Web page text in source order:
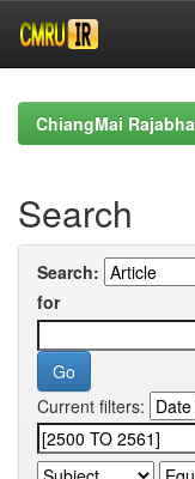
navigationChiangMai
Search
Search:
for
Current filters: